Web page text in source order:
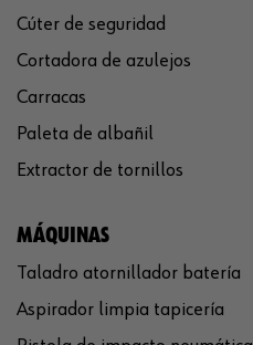
Cúter de seguridad
Cortadora de azulejos
Carracas
Paleta de albañil
Extractor de tornillos
MÁQUINAS
Taladro atornillador batería
Aspirador limpia tapicería